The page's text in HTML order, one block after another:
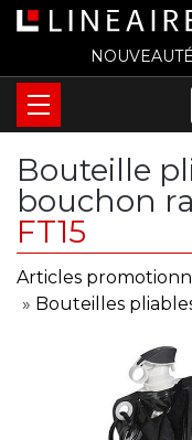
Bouteille
bouchon
FT15
Articles
» Bouteilles